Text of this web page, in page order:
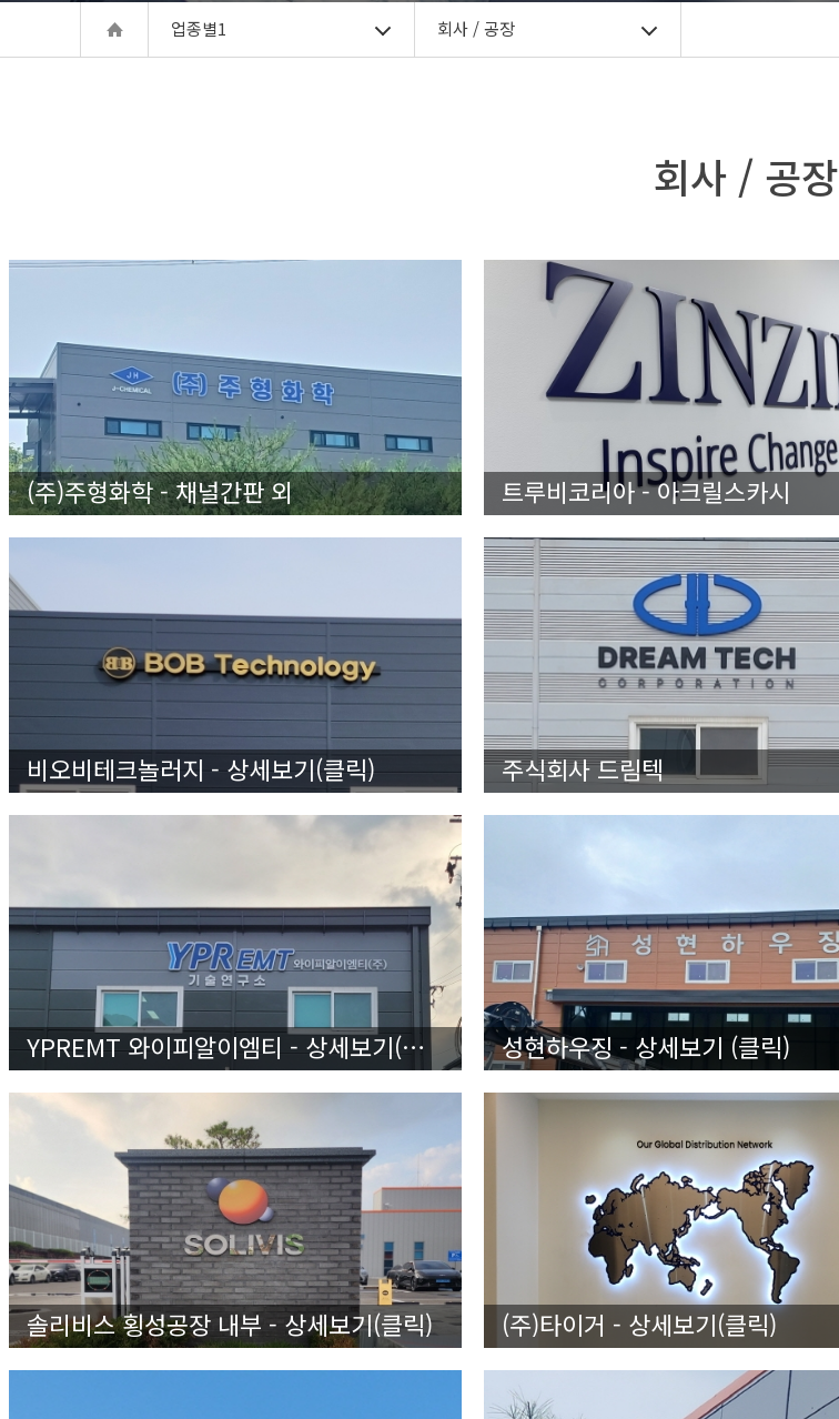
업종별1 회사 / 공장
회사 / 공장
(주)주형화학 - 채널간판 외 트루비코리아 - 아크릴스카시
비오비테크놀러지 - 상세보기(클릭) 주식회사 드림텍
YPREMT 와이피알이엠티 - 상세보기(클릭) 성현하우징 - 상세보기 (클릭)
솔리비스 횡성공장 내부 - 상세보기(클릭) (주)타이거 - 상세보기(클릭)